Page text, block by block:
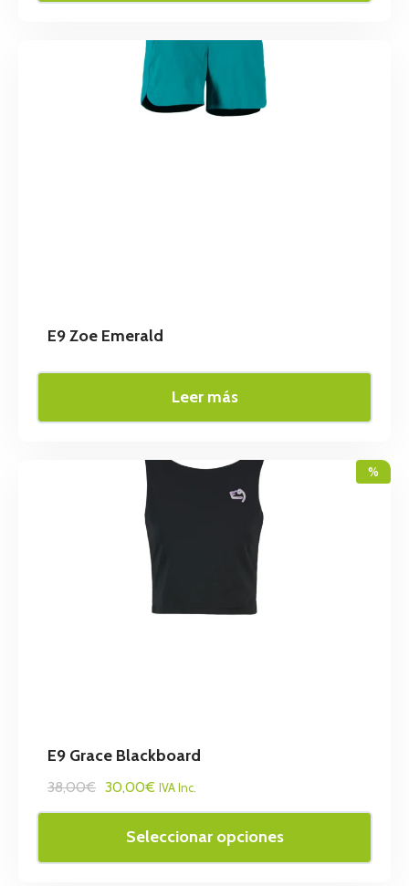
E9 Zoe Emerald
Leer más
%
E9 Grace Blackboard
38,00€ 30,00€ IVA Inc.
Seleccionar opciones